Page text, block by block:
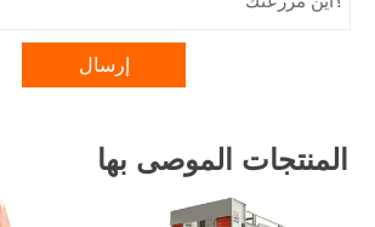
إرسال
المنتجات الموصى بها